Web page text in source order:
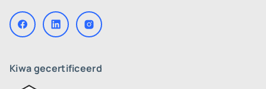
Kiwa gecertificeerd